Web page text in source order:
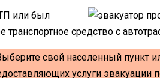
или был
средство с
свой населенный пункт
услуги эвакуации